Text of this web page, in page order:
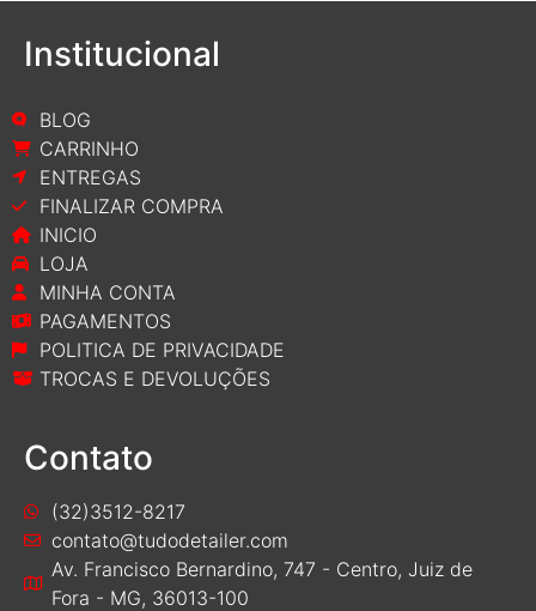
Institucional
BLOG
CARRINHO
ENTREGAS
FINALIZAR COMPRA
INICIO
LOJA
MINHA CONTA
PAGAMENTOS
POLITICA DE PRIVACIDADE
TROCAS E DEVOLUÇÕES
Contato
(32)3512-8217
contato@tudodetailer.com
Av. Francisco Bernardino, 747 - Centro, Juiz de
Fora - MG, 36013-100